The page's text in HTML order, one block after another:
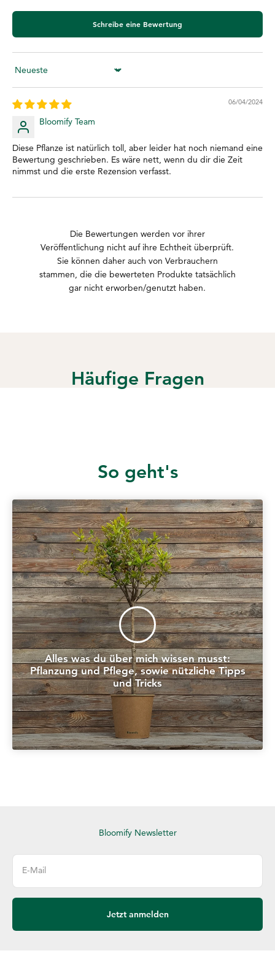
Schreibe eine Bewertung
Sort by
06/04/2024
Bloomify Team
Diese Pflanze ist natürlich toll, aber leider hat noch niemand eine
Bewertung geschrieben. Es wäre nett, wenn du dir die Zeit
nimmst und die erste Rezension verfasst.
Die Bewertungen werden vor ihrer
Veröffentlichung nicht auf ihre Echtheit überprüft.
Sie können daher auch von Verbrauchern
stammen, die die bewerteten Produkte tatsächlich
gar nicht erworben/genutzt haben.
Häufige Fragen
So geht's
Alles was du über mich wissen musst:
Pflanzung und Pflege, sowie nützliche Tipps
und Tricks
Bloomify Newsletter
E-Mail
Jetzt anmelden